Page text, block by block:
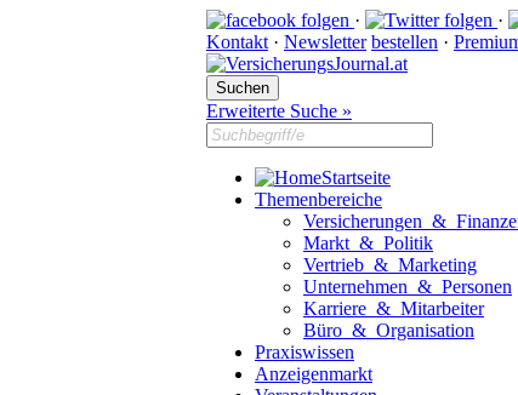
· ·
Kontakt · Newsletter bestellen ·
Erweiterte Suche »
Startseite
Themenbereiche
Versicherungen &
Markt & Politik
Vertrieb & Marketing
Unternehmen & Personen
Karriere & Mitarbeiter
Büro & Organisation
Praxiswissen
Anzeigenmarkt